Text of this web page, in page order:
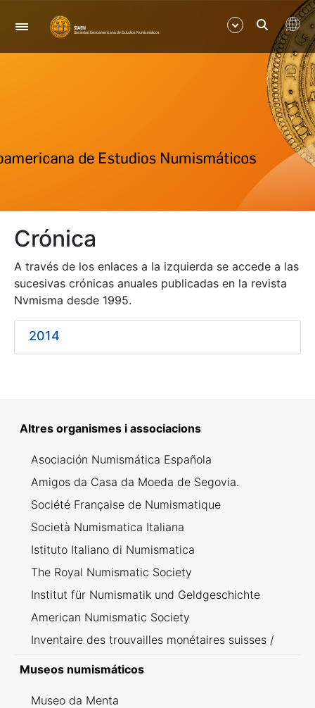
Navegación
Mostrar/Ocultar
Mostrar/Ocultar
Crónica
A través de los enlaces a la izquierda se accede a las
sucesivas crónicas anuales publicadas en la revista
Nvmisma desde 1995.
2014
Altres organismes i associacions
Asociación Numismática Española
Amigos da Casa da Moeda de Segovia.
Société Française de Numismatique
Società Numismatica Italiana
Istituto Italiano di Numismatica
The Royal Numismatic Society
Institut für Numismatik und Geldgeschichte
American Numismatic Society
Inventaire des trouvailles monétaires suisses /
Museos numismáticos
Museo da Menta